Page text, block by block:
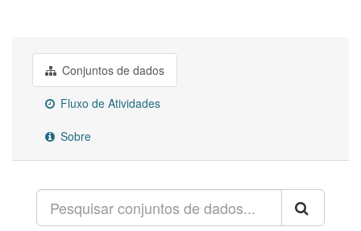
Conjuntos de dados
Fluxo de Atividades
Sobre